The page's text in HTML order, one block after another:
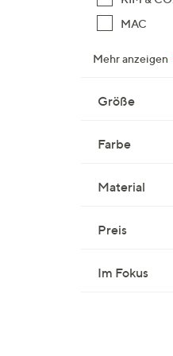
MAC
Mehr anzeigen
Größe
Farbe
Material
Preis
Im Fokus